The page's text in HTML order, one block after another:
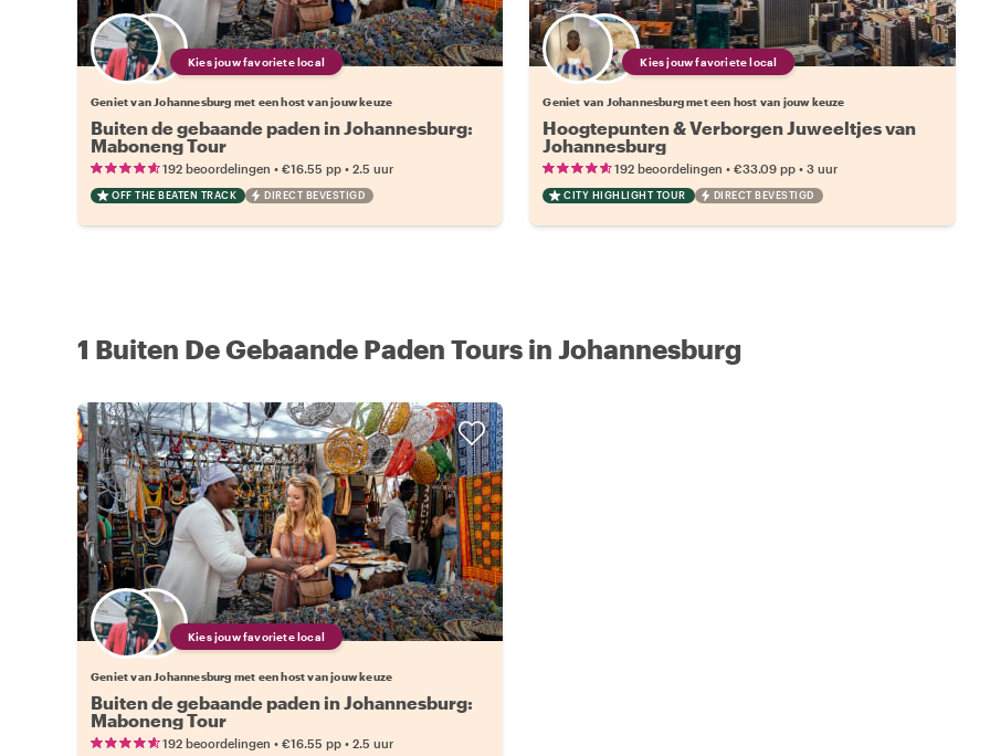
Kies jouw favoriete local
Geniet van Johannesburg met een host van jouw keuze
Buiten de gebaande paden in Johannesburg:
Maboneng Tour
192 beoordelingen • €16.55 pp • 2.5 uur
OFF THE BEATEN TRACK DIRECT BEVESTIGD
Kies jouw favoriete local
Geniet van Johannesburg met een host van jouw keuze
Hoogtepunten & Verborgen Juweeltjes van
Johannesburg
192 beoordelingen •€33.09 pp •3 uur
CITY HIGHLIGHT TOUR DIRECT BEVESTIGD
1 Buiten De Gebaande Paden Tours in Johannesburg
Kies jouw favoriete local
Geniet van Johannesburg met een host van jouw keuze
Buiten de gebaande paden in Johannesburg:
Maboneng Tour
192 beoordelingen • €16.55 pp • 2.5 uur